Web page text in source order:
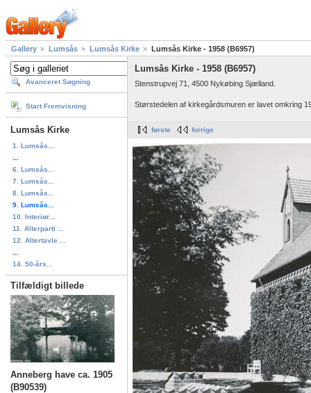
Gallery Lumsås Lumsås Kirke Lumsås Kirke - 1958 (B6957)
Avanceret Søgning
Start Fremvisning
Lumsås Kirke
1. Lumsås...
6. Lumsås...
7. Lumsås...
8. Lumsås...
9. Lumsås...
10. Interiør...
11. Alterparti ...
12. Altertavle ...
14. 50-års...
Tilfældigt billede
Anneberg have ca. 1905
(B90539)
Lumsås Kirke - 1958 (B6957)
Stenstrupvej 71, 4500 Nykøbing Sjælland.
Størstedelen af kirkegårdsmuren er lavet omkring
første forrige